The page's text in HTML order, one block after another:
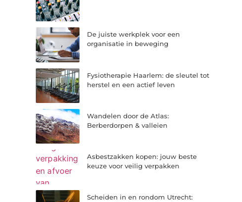
De juiste werkplek voor een
organisatie in beweging
Fysiotherapie Haarlem: de sleutel tot
herstel en een actief leven
Wandelen door de Atlas:
Berberdorpen & valleien
Asbestzakken kopen: jouw beste
keuze voor veilig verpakken
Scheiden in en rondom Utrecht: